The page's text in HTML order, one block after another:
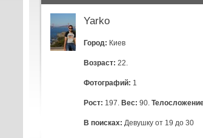
Yarko
Город: Киев
Возраст: 22.
Фотографий: 1
Рост: 197. Вес: 90.
В поисках: Девушку от 19 до 30